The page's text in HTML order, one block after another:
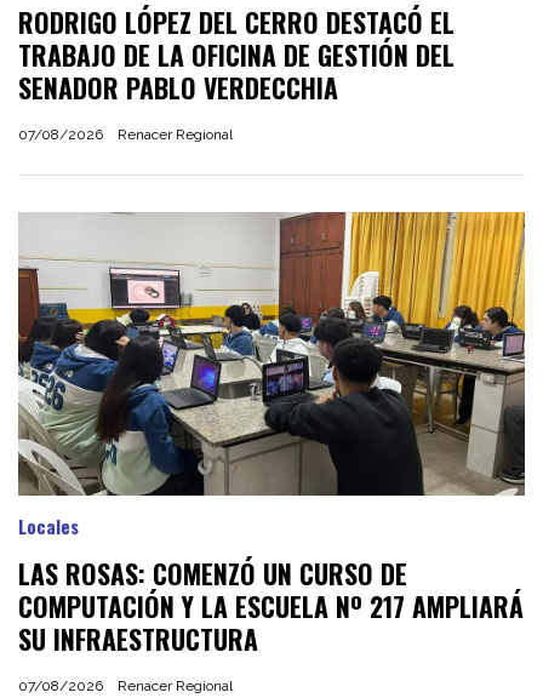
RODRIGO LÓPEZ DEL CERRO DESTACÓ EL
TRABAJO DE LA OFICINA DE GESTIÓN DEL
SENADOR PABLO VERDECCHIA
Renacer Regional
07/08/2026
LAS ROSAS: COMENZÓ UN CURSO DE
COMPUTACIÓN Y LA ESCUELA Nº 217 AMPLIARÁ
SU INFRAESTRUCTURA
Renacer Regional
Locales
07/08/2026